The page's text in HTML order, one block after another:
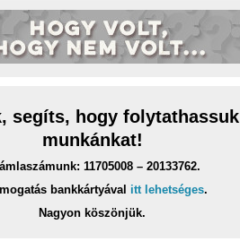
segíts, hogy folytathassuk
munkánkat!
11705008 – 20133762.
bankkártyával itt lehetséges.
Nagyon köszönjük.